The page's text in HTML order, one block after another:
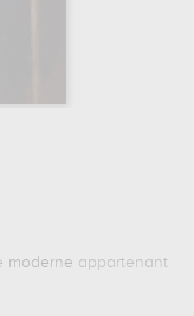
moderne appartenant